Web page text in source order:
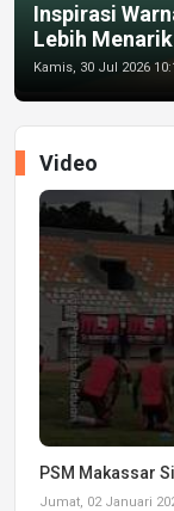
Inspirasi
Lebih Menarik
Kamis, 30 Jul 2026
Video
PSM Makassar
Jumat, 02 Januari